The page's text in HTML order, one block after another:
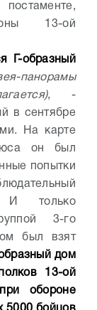
13-ой
Г-образный
панорамы
, -
в сентябре
На карте
он был
попытки
И только
3-го
был взят
дом
13-ой
обороне